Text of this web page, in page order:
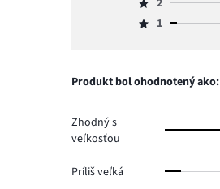
hlasov
3,
počet
Hodnotenie
2,
0.
Hodnotenie
hlasov
1
Produkt bol ohodnotený ako:
Zhodný s
veľkosťou
Príliš veľká